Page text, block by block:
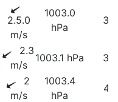
2.5.0
m/s
1003.0
hPa
2.3
m/s
1003.1 hPa
2
m/s
1003.4
hPa